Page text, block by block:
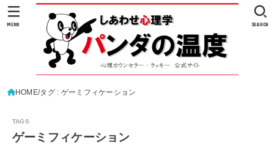
SEARCH
MENU
HOME タグ : ゲーミフィケーション
ゲーミフィケーション